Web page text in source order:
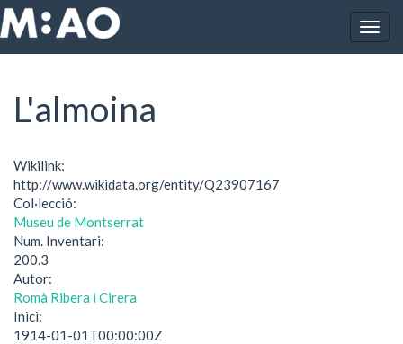
Vés al contingut
Inici L'almoina
L'almoina
Wikilink:
http://www.wikidata.org/entity/Q23907167
Col·lecció:
Museu de Montserrat
Num. Inventari:
200.3
Autor:
Romà Ribera i Cirera
Inici:
1914-01-01T00:00:00Z